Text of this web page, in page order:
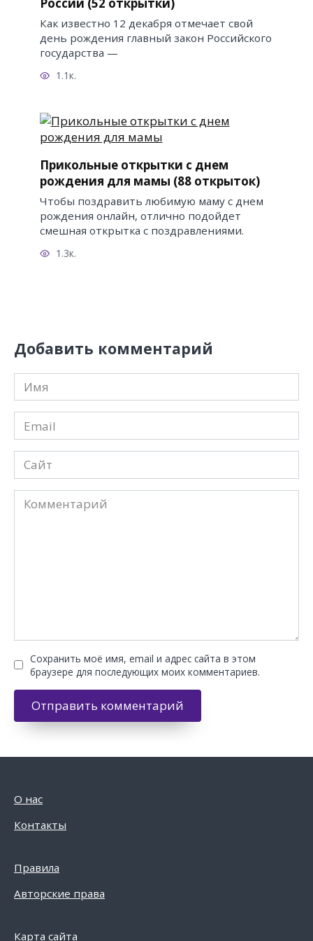
Как известно 12 декабря отмечает свой
день рождения главный закон Российского
государства —
1.1к.
Прикольные открытки с днем
рождения для мамы (88 открыток)
Чтобы поздравить любимую маму с днем
рождения онлайн, отлично подойдет
смешная открытка с поздравлениями.
1.3к.
Добавить комментарий
Имя
*
Email
*
Сайт
Комментарий
Сохранить моё имя, email и адрес сайта в этом
браузере для последующих моих комментариев.
О нас
Контакты
Правила
Авторские права
Карта сайта